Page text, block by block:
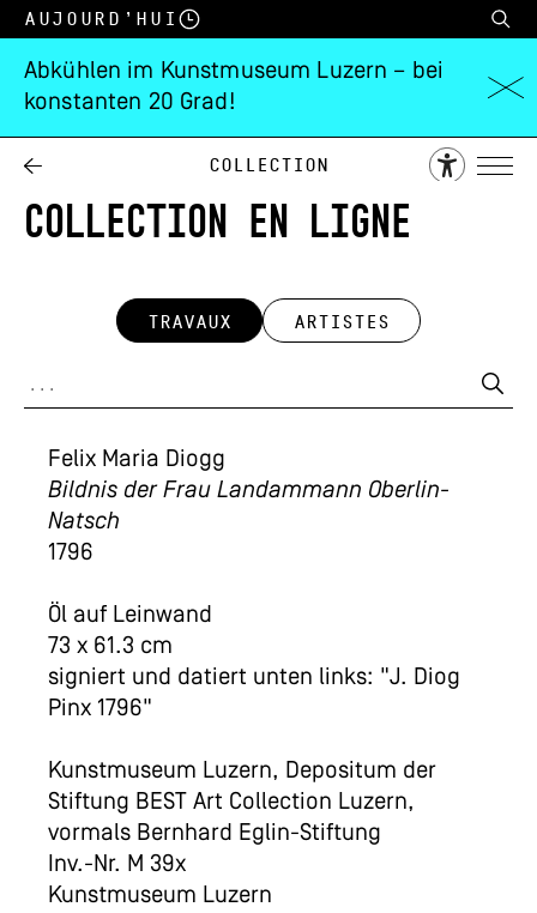
Aujourd’hui
Abkühlen im Kunstmuseum Luzern – bei
konstanten 20 Grad!
Collection
COLLECTION EN LIGNE
TRAVAUX ARTISTES
Felix Maria Diogg
Bildnis der Frau Landammann Oberlin-
Natsch
1796
Öl auf Leinwand
73 x 61.3 cm
signiert und datiert unten links: "J. Diog
Pinx 1796"
Kunstmuseum Luzern, Depositum der
Stiftung BEST Art Collection Luzern,
vormals Bernhard Eglin-Stiftung
Inv.-Nr. M 39x
Kunstmuseum Luzern